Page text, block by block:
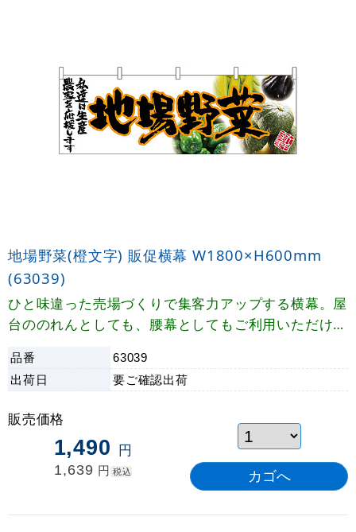
地場野菜(橙文字) 販促横幕 W1800×H600mm
(63039)
ひと味違った売場づくりで集客力アップする横幕。屋
台ののれんとしても、腰幕としてもご利用いただけま
品番 63039
出荷日 要ご確認出荷
販売価格
1,490 円
1,639 円 税込